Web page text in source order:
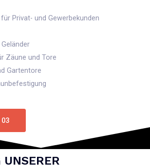
Privat- und Gewerbekunden
Zäune und Tore
Gartentore
UNSERER